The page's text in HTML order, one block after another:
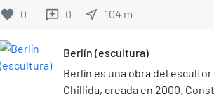
favorite 0 reviews 0 near_me 104 m
Berlín (escultura)
Berlín es una obra del
Chillida, creada en 2000.